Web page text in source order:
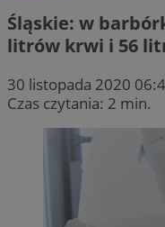
Śląskie: w
litrów krwi i 56
30 listopada 2020
Czas czytania: 2 min.